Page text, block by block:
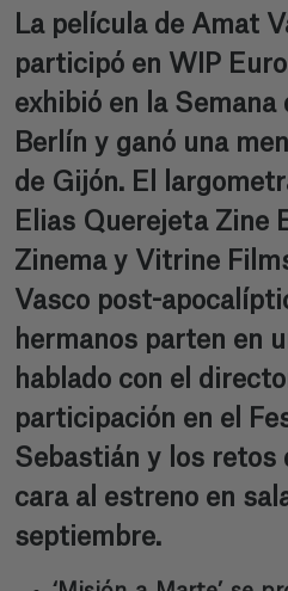
La película de Amat
participó en WIP
exhibió en la
Berlín y ganó una
de Gijón. El
Elias Querejeta Zine
Zinema y Vitrine
Vasco post-
hermanos parten en
hablado con el
participación en el
Sebastián y los retos
cara al estreno en
septiembre.